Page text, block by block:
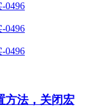
方法，关闭宏